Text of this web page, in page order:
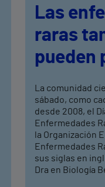
Las
raras
pueden
La comunidad
sábado, como
desde 2008, el
Enfermedades
la Organización
Enfermedades
sus siglas en
Dra en Biología